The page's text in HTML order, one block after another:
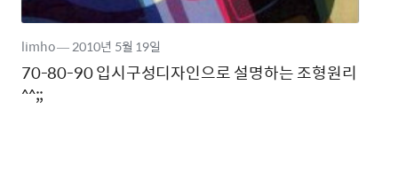
70-80-90 입시구성디자인으로 설명하는 조형원리
^^;;
limho―2010년 5월 19일